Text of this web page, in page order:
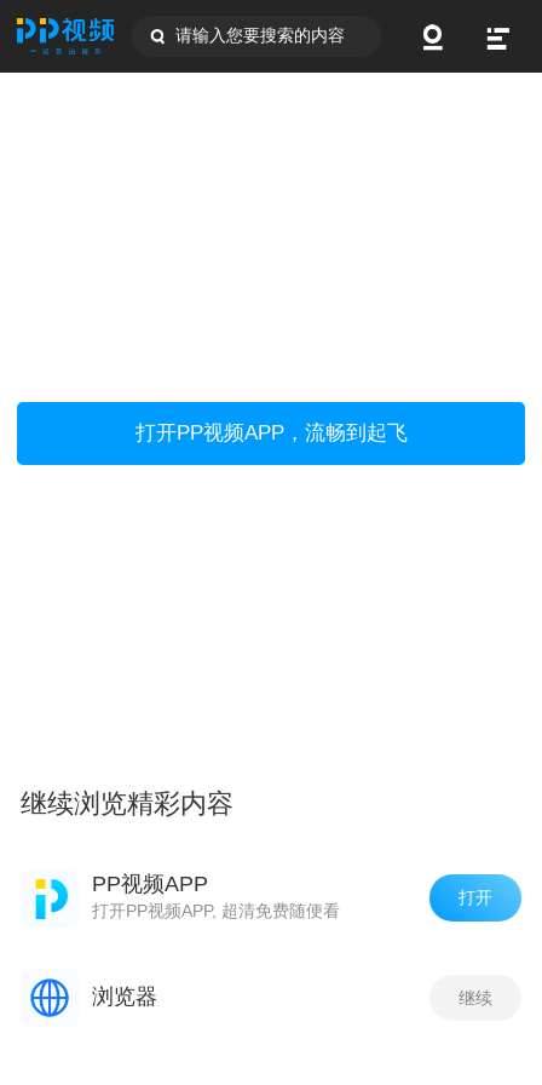
请输入您要搜索的内容
打开PP视频APP，流畅到起飞
继续浏览精彩内容
PP视频APP
打开PP视频APP, 超清免费随便看
打开
浏览器 继续